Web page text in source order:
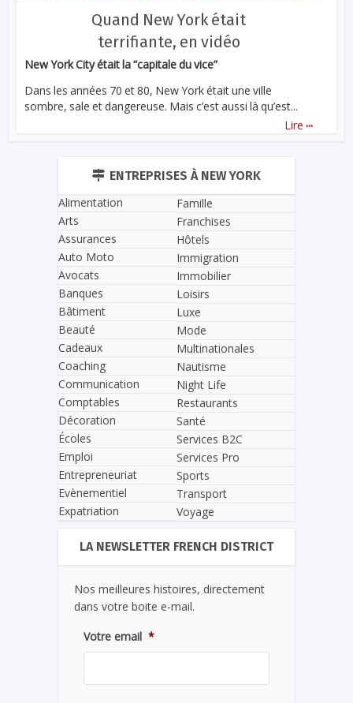
Quand New York était
terrifiante, en vidéo
New York City était la “capitale du vice”
Dans les années 70 et 80, New York était une ville
sombre, sale et dangereuse. Mais c’est aussi là qu’est...
Lire ...
ENTREPRISES À NEW YORK
Alimentation
Arts
Assurances
Auto Moto
Avocats
Banques
Bâtiment
Beauté
Cadeaux
Coaching
Communication
Comptables
Décoration
Écoles
Emploi
Entrepreneuriat
Evènementiel
Expatriation
Famille
Franchises
Hôtels
Immigration
Immobilier
Loisirs
Luxe
Mode
Multinationales
Nautisme
Night Life
Restaurants
Santé
Services B2C
Services Pro
Sports
Transport
Voyage
LA NEWSLETTER FRENCH DISTRICT
Nos meilleures histoires, directement
dans votre boite e-mail.
Votre email *